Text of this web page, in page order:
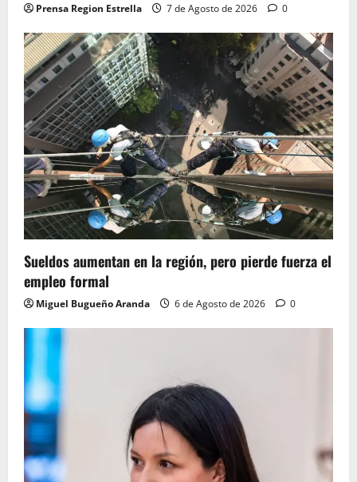
Prensa Region Estrella 7 de Agosto de 2026 0
Sueldos aumentan en la región, pero pierde fuerza el
empleo formal
Miguel Bugueño Aranda 6 de Agosto de 2026 0